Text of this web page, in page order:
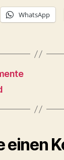
WhatsApp
einen